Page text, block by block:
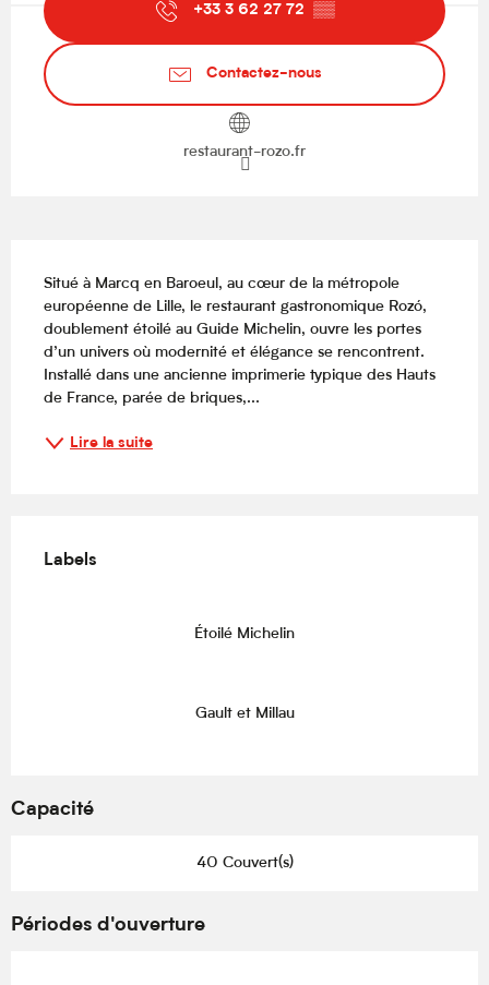
+33 3 62 27 72 ▒▒
Contactez-nous
restaurant-rozo.fr
Situé à Marcq en Baroeul, au cœur de la métropole
européenne de Lille, le restaurant gastronomique Rozó,
doublement étoilé au Guide Michelin, ouvre les portes
d’un univers où modernité et élégance se rencontrent.
Installé dans une ancienne imprimerie typique des Hauts
de France, parée de briques,...
Lire la suite
Labels
Labels
Étoilé Michelin
Gault et Millau
Capacité
40 Couvert(s)
Périodes d'ouverture